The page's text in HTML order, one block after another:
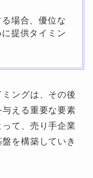
場合、優位な
提供タイミン
ングは、その後
える重要な要素
て、売り手企業
を構築していき